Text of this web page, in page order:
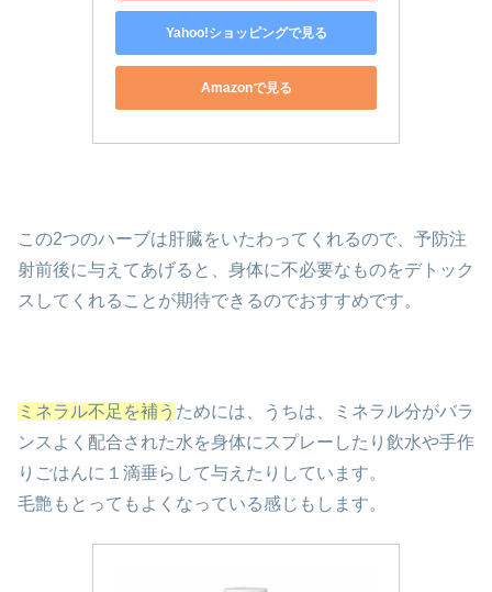
Yahoo!ショッピングで見る
Amazonで見る
この2つのハーブは肝臓をいたわってくれるので、予防注
射前後に与えてあげると、身体に不必要なものをデトック
スしてくれることが期待できるのでおすすめです。
ミネラル不足を補う ためには、うちは、ミネラル分がバラ
ンスよく配合された水を身体にスプレーしたり飲水や手作
りごはんに１滴垂らして与えたりしています。
毛艶もとってもよくなっている感じもします。